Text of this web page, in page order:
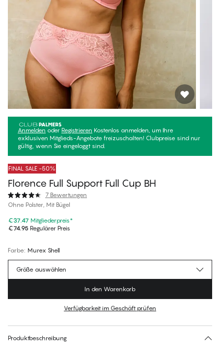
Anmelden oder Registrieren Kostenlos anmelden, um Ihre
exklusiven Mitglieds-Angebote freizuschalten! Clubpreise sind nur
gültig, wenn Sie eingeloggt sind.
FINAL SALE -50%
Florence Full Support Full Cup BH
7 Bewertungen
Ohne Polster, Mit Bügel
€37.47 Mitgliederpreis*
€74.95 Regulärer Preis
Farbe: Murex Shell
Finden Sie Ihre Größe
Größe auswählen
In den Warenkorb
Verfügbarkeit im Geschäft prüfen
Produktbeschreibung